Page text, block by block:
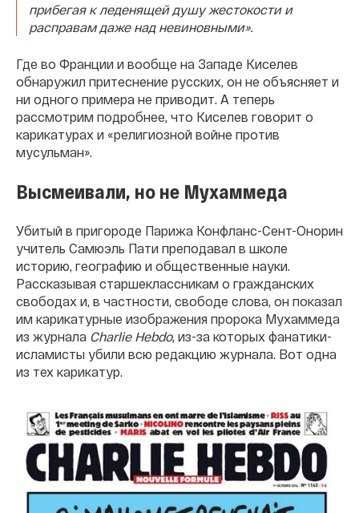
прибегая к леденящей душу жестокости и
расправам даже над невиновными».
Где во Франции и вообще на Западе Киселев
обнаружил притеснение русских, он не объясняет и
ни одного примера не приводит. А теперь
рассмотрим подробнее, что Киселев говорит о
карикатурах и «религиозной войне против
мусульман».
Высмеивали, но не Мухаммеда
Убитый в пригороде Парижа Конфланс-Сент-Онорин
учитель Самюэль Пати преподавал в школе
историю, географию и общественные науки.
Рассказывая старшеклассникам о гражданских
свободах и, в частности, свободе слова, он показал
им карикатурные изображения пророка Мухаммеда
из журнала Charlie Hebdo, из-за которых фанатики-
исламисты убили всю редакцию журнала. Вот одна
из тех карикатур.